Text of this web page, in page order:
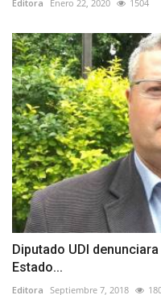
Editora Enero 22, 2020 1504
Diputado UDI
Estado...
Editora Septiembre 7, 2018